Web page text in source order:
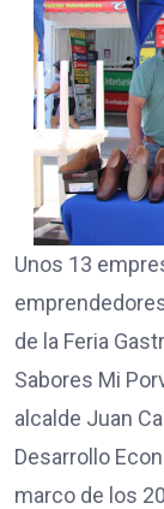
Unos 13
de la Feria
Sabores Mi
alcalde Juan
Desarrollo
marco de los